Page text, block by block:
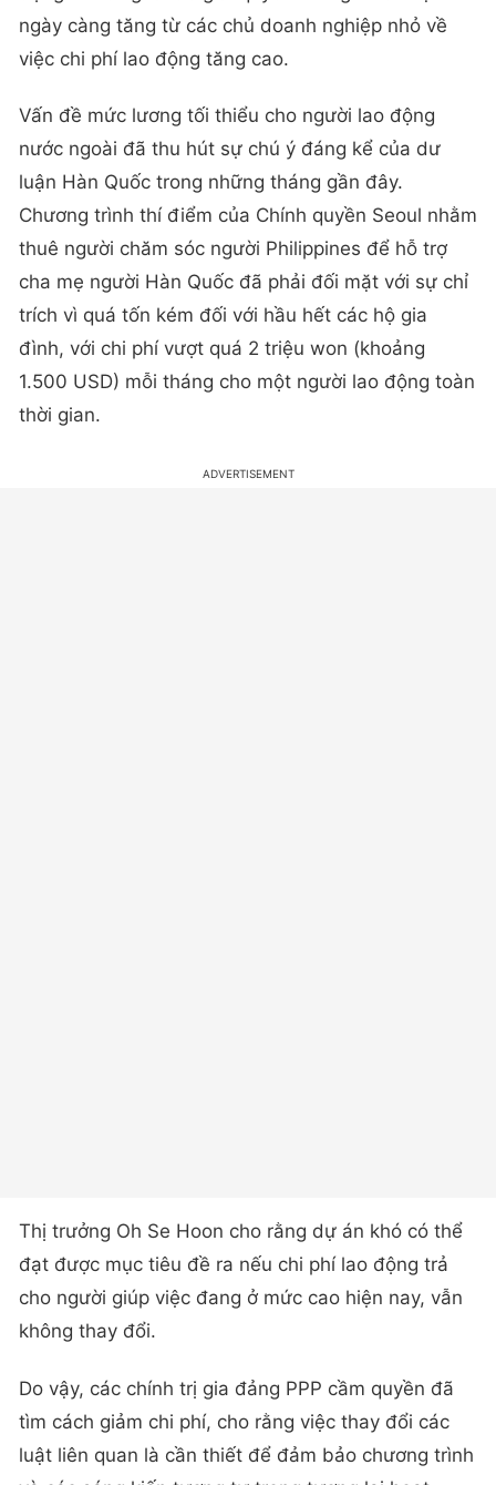
ngày càng tăng từ các chủ doanh nghiệp nhỏ về
việc chi phí lao động tăng cao.
Vấn đề mức lương tối thiểu cho người lao động
nước ngoài đã thu hút sự chú ý đáng kể của dư
luận Hàn Quốc trong những tháng gần đây.
Chương trình thí điểm của Chính quyền Seoul nhằm
thuê người chăm sóc người Philippines để hỗ trợ
cha mẹ người Hàn Quốc đã phải đối mặt với sự chỉ
trích vì quá tốn kém đối với hầu hết các hộ gia
đình, với chi phí vượt quá 2 triệu won (khoảng
1.500 USD) mỗi tháng cho một người lao động toàn
thời gian.
Thị trưởng Oh Se Hoon cho rằng dự án khó có thể
đạt được mục tiêu đề ra nếu chi phí lao động trả
cho người giúp việc đang ở mức cao hiện nay, vẫn
không thay đổi.
Do vậy, các chính trị gia đảng PPP cầm quyền đã
tìm cách giảm chi phí, cho rằng việc thay đổi các
luật liên quan là cần thiết để đảm bảo chương trình